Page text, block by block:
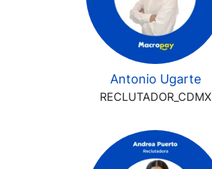
Antonio Ugarte
RECLUTADOR_CDMX